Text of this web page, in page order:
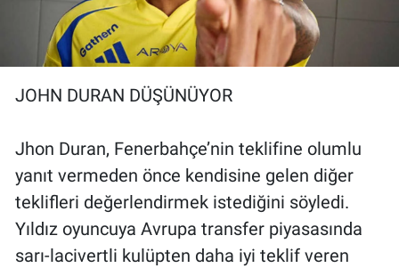
JOHN DURAN DÜŞÜNÜYOR
Jhon Duran, Fenerbahçe’nin teklifine olumlu
yanıt vermeden önce kendisine gelen diğer
teklifleri değerlendirmek istediğini söyledi.
Yıldız oyuncuya Avrupa transfer piyasasında
sarı-lacivertli kulüpten daha iyi teklif veren